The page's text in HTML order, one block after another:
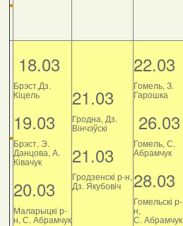
18.03
Брэст,Дз.
Кіцель
19.03
Брэст, Э.
Данцова, А.
Ківачук
20.03
Маларыцкі р-
н, С. Абрамчук
21.03
Гродна, Дз.
Вінчэўскі
21.03
Гродзенскі р-н,
Дз. Якубовіч
22.03
Гомель, З.
Гарошка
26.03
Гомель, С.
Абрамчук
28.03
Гомельскі р-
н,
С. Абрамчук